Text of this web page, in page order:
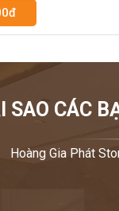
SAO CÁC
Hoàng Gia Phát